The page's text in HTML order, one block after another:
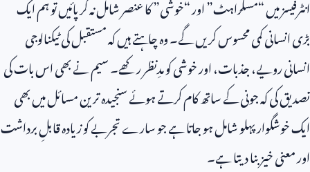
انٹرفیسز میں “مسکراہٹ” اور “خوشی” کا عنصر شامل نہ کر پائیں تو ہم ایک
بڑی انسانی کمی محسوس کریں گے۔ وہ چاہتے ہیں کہ مستقبل کی ٹیکنالوجی
انسانی رویے، جذبات، اور خوشی کو مدِنظر رکھے۔ سیم نے بھی اس بات کی
تصدیق کی کہ جونی کے ساتھ کام کرتے ہوئے سنجیدہ ترین مسائل میں بھی
ایک خوشگوار پہلو شامل ہو جاتا ہے جو سارے تجربے کو زیادہ قابلِ برداشت
اور معنی خیز بنا دیتا ہے۔